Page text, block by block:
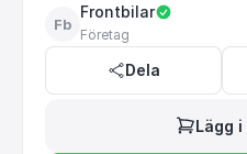
Fb
Frontbilar
Företag
Dela
Lägg